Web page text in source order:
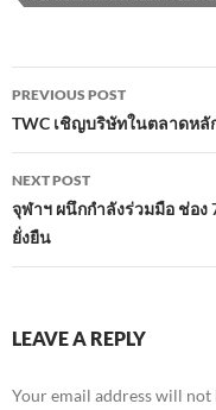
Post
navigation
PREVIOUS POST
TWC เชิญบริษัทในตลาดหลั
NEXT POST
จุฬาฯ ผนึกกำลังร่วมมือ ช่อง
ยั่งยืน
LEAVE A REPLY
Your email address will not